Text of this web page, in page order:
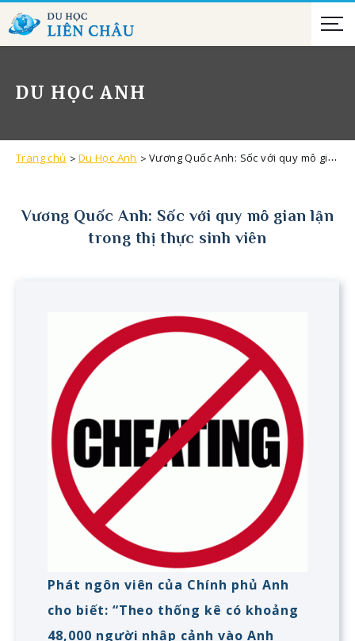
DU HỌC ANH
Trang chủ Du Học Anh Vương Quốc Anh: Sốc với quy mô gian lận trong thị thực sinh viên
Vương Quốc Anh: Sốc với quy mô gian lận
trong thị thực sinh viên
Phát ngôn viên của Chính phủ Anh
cho biết: “Theo thống kê có khoảng
48,000 người nhập cảnh vào Anh